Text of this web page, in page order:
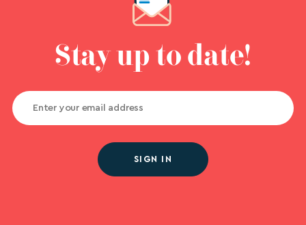
Stay up to date!
SIGN IN